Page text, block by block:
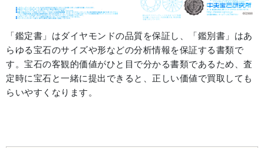
「鑑定書」はダイヤモンドの品質を保証し、「鑑別書」はあ
らゆる宝石のサイズや形などの分析情報を保証する書類で
す。宝石の客観的価値がひと目で分かる書類であるため、査
定時に宝石と一緒に提出できると、正しい価値で買取しても
らいやすくなります。